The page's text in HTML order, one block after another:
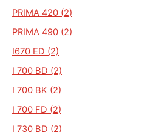
PRIMA 420 (2)
PRIMA 490 (2)
I670 ED (2)
I 700 BD (2)
I 700 BK (2)
I 700 FD (2)
I 730 BD (2)